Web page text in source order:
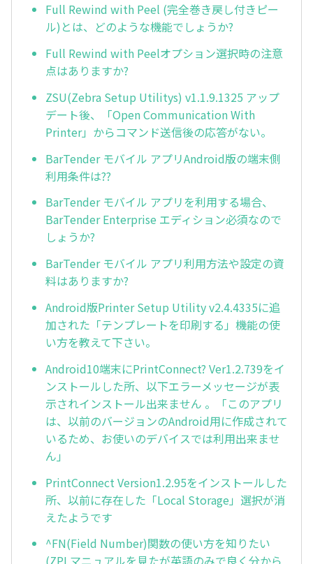
Full Rewind with Peel (完全巻き戻し付きピー
ル)とは、どのような機能でしょうか?
Full Rewind with Peelオプション選択時の注意
点はありますか?
ZSU(Zebra Setup Utilitys) v1.1.9.1325 アップ
デート後、「Open Communication With
Printer」からコマンド送信後の応答がない。
BarTender モバイル アプリAndroid版の端末側
利用条件は??
BarTender モバイル アプリを利用する場合、
BarTender Enterprise エディション必須なので
しょうか?
BarTender モバイル アプリ利用方法や設定の資
料はありますか?
Android版Printer Setup Utility v2.4.4335に追
加された「テンプレートを印刷する」機能の使
い方を教えて下さい。
Android10端末にPrintConnect? Ver1.2.739をイ
ンストールした所、以下エラーメッセージが表
示されインストール出来ません 。「このアプリ
は、以前のバージョンのAndroid用に作成されて
いるため、お使いのデバイスでは利用出来ませ
ん」
PrintConnect Version1.2.95をインストールした
所、以前に存在した「Local Storage」選択が消
えたようです
^FN(Field Number)関数の使い方を知りたい